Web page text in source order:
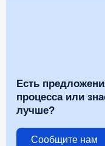
Есть
процесса или
лучше?
Сообщите нам